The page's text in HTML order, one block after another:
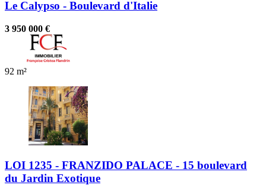
Le Calypso - Boulevard d'Italie
3 950 000 €
92 m²
LOI 1235 - FRANZIDO PALACE - 15 boulevard
du Jardin Exotique